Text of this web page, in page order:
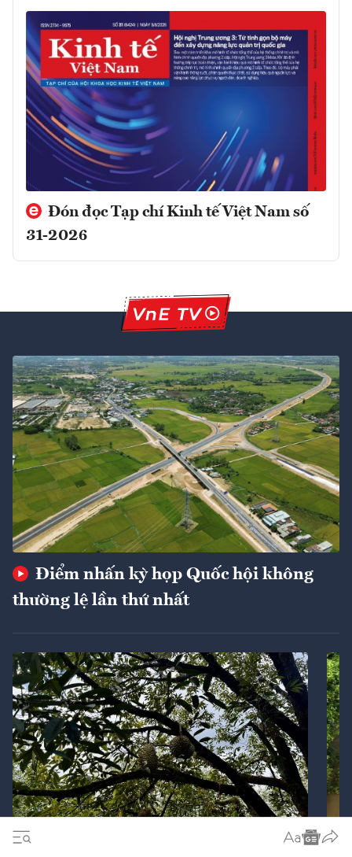
Đón đọc Tạp chí Kinh tế Việt Nam số
31-2026
Điểm nhấn kỳ họp Quốc hội không
thường lệ lần thứ nhất